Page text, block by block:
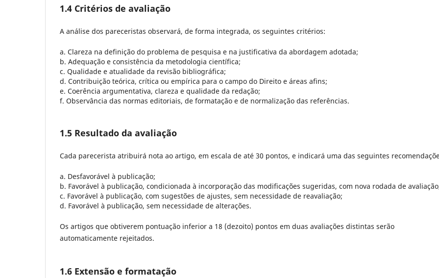
1.4 Critérios de avaliação
A análise dos pareceristas observará, de forma integrada, os seguintes critérios:
a. Clareza na definição do problema de pesquisa e na justificativa da abordagem adotada;
b. Adequação e consistência da metodologia científica;
c. Qualidade e atualidade da revisão bibliográfica;
d. Contribuição teórica, crítica ou empírica para o campo do Direito e áreas afins;
e. Coerência argumentativa, clareza e qualidade da redação;
f. Observância das normas editoriais, de formatação e de normalização das referências.
1.5 Resultado da avaliação
Cada parecerista atribuirá nota ao artigo, em escala de até 30 pontos, e indicará uma das seguintes
a. Desfavorável à publicação;
b. Favorável à publicação, condicionada à incorporação das modificações sugeridas, com nova rodada de
c. Favorável à publicação, com sugestões de ajustes, sem necessidade de reavaliação;
d. Favorável à publicação, sem necessidade de alterações.
Os artigos que obtiverem pontuação inferior a 18 (dezoito) pontos em duas avaliações distintas serão
automaticamente rejeitados.
1.6 Extensão e formatação